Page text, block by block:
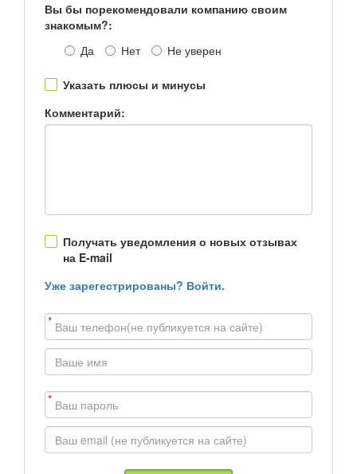
Вы бы порекомендовали компанию своим
знакомым?:
Да
Нет Не уверен
Указать плюсы и минусы
Комментарий:
Получать уведомления о новых отзывах
на E-mail
Уже зарегестрированы? Войти.
*
*